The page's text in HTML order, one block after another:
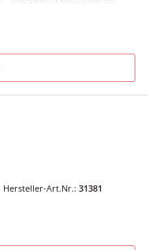
Hersteller-Art.Nr.: 31381